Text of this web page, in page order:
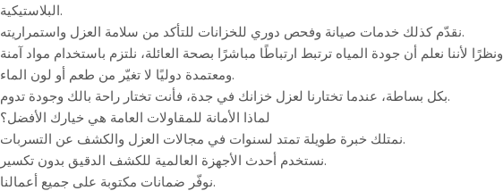
البلاستيكية.
نقدّم كذلك خدمات صيانة وفحص دوري للخزانات للتأكد من سلامة العزل واستمراريته.
ونظرًا لأننا نعلم أن جودة المياه ترتبط ارتباطًا مباشرًا بصحة العائلة، نلتزم باستخدام مواد آمنة
ومعتمدة دوليًا لا تغيّر من طعم أو لون الماء.
بكل بساطة، عندما تختارنا لعزل خزانك في جدة، فأنت تختار راحة بالك وجودة تدوم.
لماذا الأمانة للمقاولات العامة هي خيارك الأفضل؟
نمتلك خبرة طويلة تمتد لسنوات في مجالات العزل والكشف عن التسربات.
نستخدم أحدث الأجهزة العالمية للكشف الدقيق بدون تكسير.
نوفّر ضمانات مكتوبة على جميع أعمالنا.